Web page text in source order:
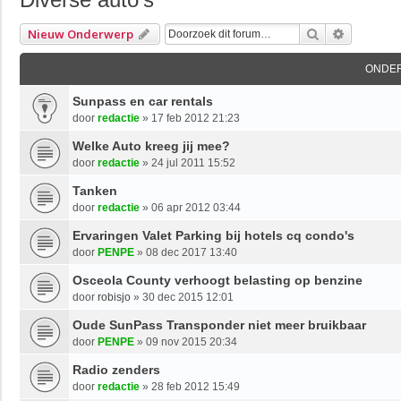
Nieuw Onderwerp Zoek
Sunpass en car rentals
door redactie » 17 feb 2012 21:23
Welke Auto kreeg jij mee?
door redactie » 24 jul 2011 15:52
Tanken
door redactie » 06 apr 2012 03:44
Ervaringen Valet Parking bij hotels cq condo's
door PENPE » 08 dec 2017 13:40
Osceola County verhoogt belasting op benzine
door robisjo » 30 dec 2015 12:01
Oude SunPass Transponder niet meer bruikbaar
door PENPE » 09 nov 2015 20:34
Radio zenders
door redactie » 28 feb 2012 15:49